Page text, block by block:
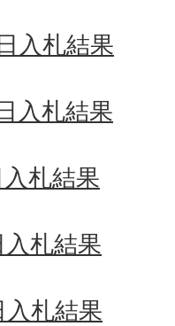
入札結果
入札結果
札結果
札結果
札結果